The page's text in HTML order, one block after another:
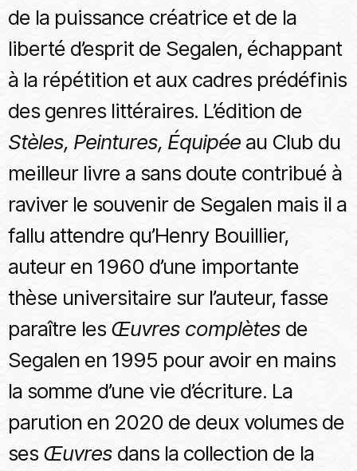
de la puissance créatrice et de la
liberté d’esprit de Segalen, échappant
à la répétition et aux cadres prédéfinis
des genres littéraires. L’édition de
Stèles, Peintures, Équipée au Club du
meilleur livre a sans doute contribué à
raviver le souvenir de Segalen mais il a
fallu attendre qu’Henry Bouillier,
auteur en 1960 d’une importante
thèse universitaire sur l’auteur, fasse
paraître les Œuvres complètes de
Segalen en 1995 pour avoir en mains
la somme d’une vie d’écriture. La
parution en 2020 de deux volumes de
sesŒuvres dans la collection de la